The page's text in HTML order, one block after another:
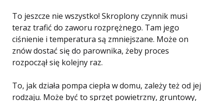
To jeszcze nie wszystko! Skroplony czynnik musi
teraz trafić do zaworu rozprężnego. Tam jego
ciśnienie i temperatura są zmniejszane. Może on
znów dostać się do parownika, żeby proces
rozpoczął się kolejny raz.
To, jak działa pompa ciepła w domu, zależy też od jej
rodzaju. Może być to sprzęt powietrzny, gruntowy,